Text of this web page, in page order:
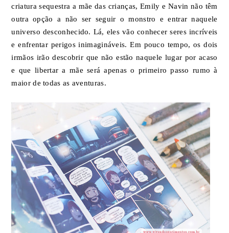
criatura sequestra a mãe das crianças, Emily e Navin não têm
outra opção a não ser seguir o monstro e entrar naquele
universo desconhecido. Lá, eles vão conhecer seres incríveis
e enfrentar perigos inimagináveis. Em pouco tempo, os dois
irmãos irão descobrir que não estão naquele lugar por acaso
e que libertar a mãe será apenas o primeiro passo rumo à
maior de todas as aventuras.